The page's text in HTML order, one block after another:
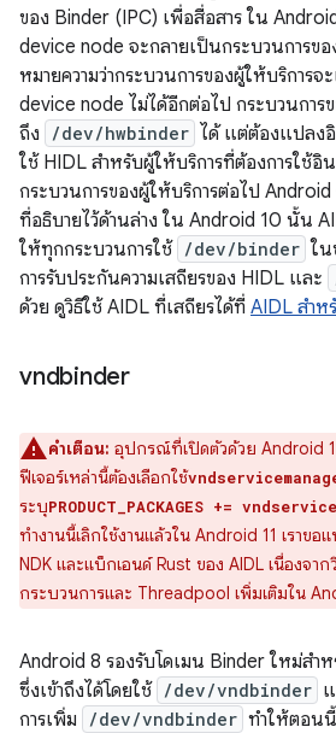
ของ Binder (IPC) เพื่อสื่อสาร ใน
device node จะกลายเป็นกระบวนการขอ
หมายความว่ากระบวนการของผู้ให้บริการจะ
device node ไม่ได้อีกต่อไป กระบวนการข
ถึง
/dev/hwbinder ได้ แต่ต้องแปลง
ใช้ HIDL สำหรับผู้ให้บริการที่ต้องการใช้อิ
กระบวนการของผู้ให้บริการต่อไป
ที่อธิบายไว้ด้านล่าง ใน Android 10 นั้น
ให้ทุกกระบวนการใช้ /dev/binder ใ
การรับประกันความเสถียรของ HIDL และ
ด้วย ดูวิธีใช้ AIDL ที่เสถียรได้ที่ AIDL สําห
vndbinder
คำเตือน: อุปกรณ์ที่เปิดตัวด้วย Android
ฟีเจอร์เหล่านี้ต้องเลือกใช้
ระบุPRODUCT_PACKAGES +=
ทำงานนี้เลิกใช้งานแล้วใน Android 11 เราขอ
NDK และแบ็กเอนด์ Rust ของ AIDL เนื่องจา
กระบวนการและ Threadpool เพิ่มเติมใน
Android 8 รองรับโดเมน Binder ใหม่สำ
ซึ่งเข้าถึงได้โดยใช้ /dev/vndbinder
การเพิ่ม /dev/vndbinder ทำให้ตอน